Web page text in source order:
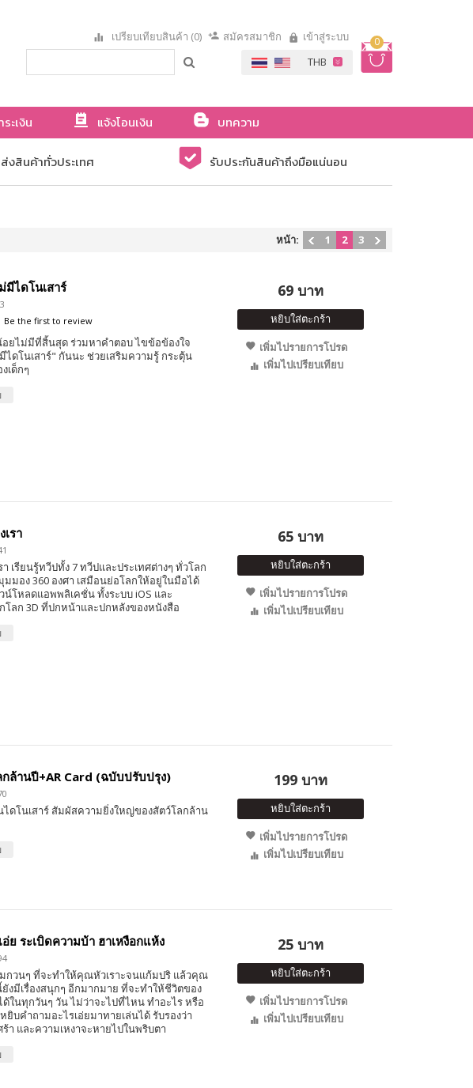
0
เปรียบเทียบสินค้า (0) สมัครสมาชิก เข้าสู่ระบบ
ะเงิน แจ้งโอนเงิน
บทความ
งสินค้าทั่วประเทศ รับประกันสินค้าถึงมือแน่นอน
หน้า: 1 2 3
ไดโนเสาร์
Be the first to review
อยไม่มีที่สิ้นสุด ร่วมหาคำตอบ ไขข้อข้องใจ
ดโนเสาร์" กันนะ ช่วยเสริมความรู้ กระตุ้น
เด็กๆ
69 บาท
หยิบใส่ตะกร้า
เพิ่มไปรายการโปรด
เพิ่มไปเปรียบเทียบ
รา
า เรียนรู้ทวีปทั้ง 7 ทวีปและประเทศต่างๆ ทั่วโลก
มอง 360 องศา เสมือนย่อโลกให้อยู่ในมือได้
น์โหลดแอพพลิเคชั่น ทั้งระบบ iOS และ
โลก 3D ที่ปกหน้าและปกหลังของหนังสือ
65 บาท
หยิบใส่ตะกร้า
เพิ่มไปรายการโปรด
เพิ่มไปเปรียบเทียบ
กล้านปี+AR Card (ฉบับปรับปรุง)
ดโนเสาร์ สัมผัสความยิ่งใหญ่ของสัตว์โลกล้าน
199 บาท
หยิบใส่ตะกร้า
เพิ่มไปรายการโปรด
เพิ่มไปเปรียบเทียบ
ย ระเบิดความบ้า ฮาเหงือกแห้ง
กวนๆ ที่จะทำให้คุณหัวเราะจนแก้มปริ แล้วคุณ
งมีเรื่องสนุกๆ อีกมากมาย ที่จะทำให้ชีวิตของ
ในทุกวันๆ วัน ไม่ว่าจะไปที่ไหน ทำอะไร หรือ
ยิบคำถามอะไรเอ่ยมาทายเล่นได้ รับรองว่า
า และความเหงาจะหายไปในพริบตา
25 บาท
หยิบใส่ตะกร้า
เพิ่มไปรายการโปรด
เพิ่มไปเปรียบเทียบ